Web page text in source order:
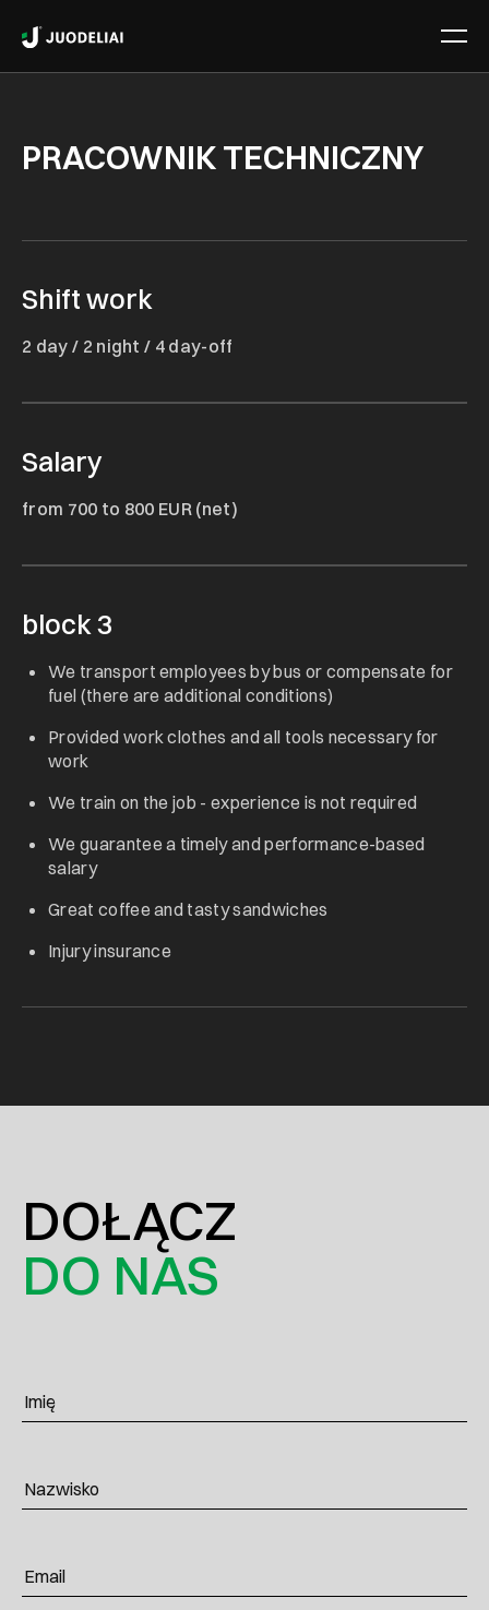
PRACOWNIK TECHNICZNY
Shift work
2 day / 2 night / 4 day-off
Salary
from 700 to 800 EUR (net)
block 3
We transport employees by bus or compensate for
fuel (there are additional conditions)
Provided work clothes and all tools necessary for
work
We train on the job - experience is not required
We guarantee a timely and performance-based
salary
Great coffee and tasty sandwiches
Injury insurance
DOŁĄCZ
DO NAS
Imię
Nazwisko
Email